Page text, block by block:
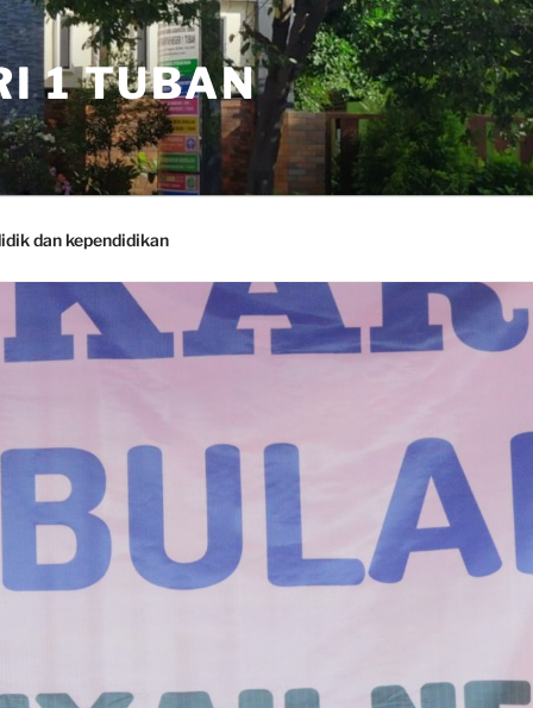
1 TUBAN
dan kependidikan